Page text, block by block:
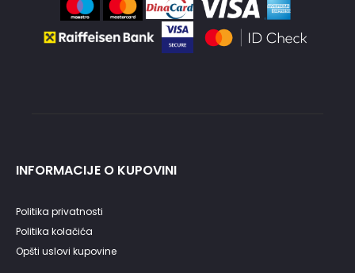
INFORMACIJE O KUPOVINI
Politika privatnosti
Politika kolačića
Opšti uslovi kupovine